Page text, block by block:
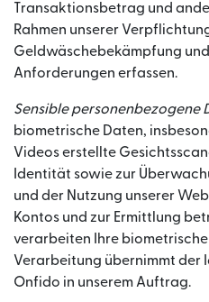
Transaktionsbetrag und
Rahmen unserer
Geldwäschebekämpfung
Anforderungen erfassen.
Sensible personenbezogene
biometrische Daten,
Videos erstellte
Identität sowie zur
und der Nutzung unserer
Kontos und zur Ermittlung
verarbeiten Ihre
Verarbeitung übernimmt
Onfido in unserem Auftrag.